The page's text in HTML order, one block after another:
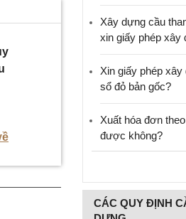
Xây dựng cầu
xin giấy phép xây
Xin giấy phép
sổ đỏ bản gốc?
Xuất hóa đơn
được không?
CÁC QUY ĐỊNH